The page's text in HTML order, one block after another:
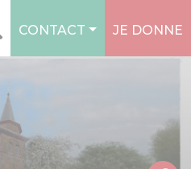
CONTACT JE DONNE